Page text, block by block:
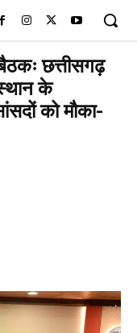
छत्तीसगढ़
के
को मौका-